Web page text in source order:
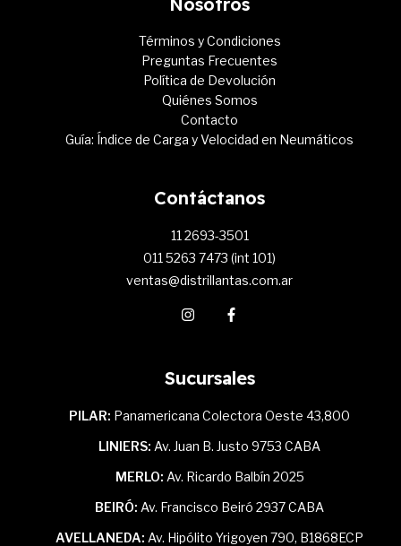
Términos y Condiciones
Preguntas Frecuentes
Política de Devolución
Quiénes Somos
Contacto
Guía: Índice de Carga y Velocidad en Neumáticos
Contáctanos
11 2693-3501
011 5263 7473 (int 101)
ventas@distrillantas.com.ar
Sucursales
PILAR: Panamericana Colectora Oeste 43,800
LINIERS: Av. Juan B. Justo 9753 CABA
MERLO: Av. Ricardo Balbín 2025
BEIRÓ: Av. Francisco Beiró 2937 CABA
AVELLANEDA: Av. Hipólito Yrigoyen 790, B1868ECP